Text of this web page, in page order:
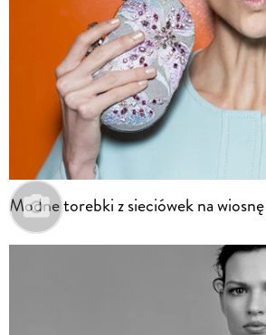
Modne torebki z sieciówek na